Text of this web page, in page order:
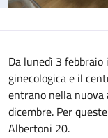
Da lunedì 3
ginecologica e il
entrano nella nuova
dicembre. Per
Albertoni 20.